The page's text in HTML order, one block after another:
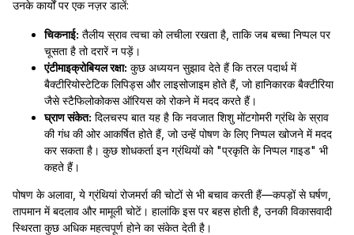
उनके कार्यों पर एक नज़र डालें:
चिकनाई: तैलीय स्राव त्वचा को लचीला रखता है, ताकि जब बच्चा निप्पल पर
चूसता है तो दरारें न पड़ें।
एंटीमाइक्रोबियल रक्षा: कुछ अध्ययन सुझाव देते हैं कि तरल पदार्थ में
बैक्टीरियोस्टेटिक लिपिड्स और लाइसोजाइम होते हैं, जो हानिकारक बैक्टीरिया
जैसे स्टैफिलोकोकस ऑरियस को रोकने में मदद करते हैं।
घ्राण संकेत: दिलचस्प बात यह है कि नवजात शिशु मोंटगोमरी ग्रंथि के स्राव
की गंध की ओर आकर्षित होते हैं, जो उन्हें पोषण के लिए निप्पल खोजने में मदद
कर सकता है। कुछ शोधकर्ता इन ग्रंथियों को "प्रकृति के निप्पल गाइड" भी
कहते हैं।
पोषण के अलावा, ये ग्रंथियां रोजमर्रा की चोटों से भी बचाव करती हैं—कपड़ों से घर्षण,
तापमान में बदलाव और मामूली चोटें। हालांकि इस पर बहस होती है, उनकी विकासवादी
स्थिरता कुछ अधिक महत्वपूर्ण होने का संकेत देती है।